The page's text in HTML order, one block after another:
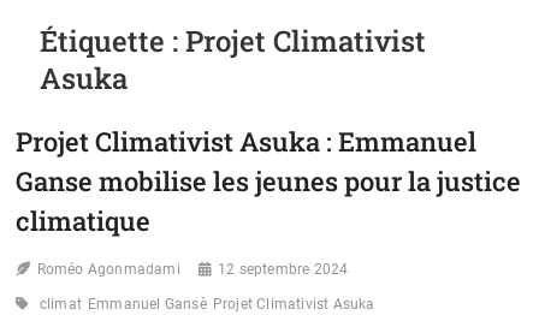
Étiquette :Projet Climativist
Asuka
Projet Climativist Asuka : Emmanuel
Ganse mobilise les jeunes pour la justice
climatique
Roméo Agonmadami 12 septembre 2024
climat Emmanuel Gansè Projet Climativist Asuka